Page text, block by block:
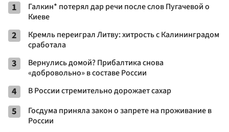
1
Галкин* потерял дар речи после слов Пугачевой о
Киеве
2
Кремль переиграл Литву: хитрость с Калининградом
сработала
3
Вернулись домой? Прибалтика снова
«добровольно» в составе России
4 В России стремительно дорожает сахар
5
Госдума приняла закон о запрете на проживание в
России